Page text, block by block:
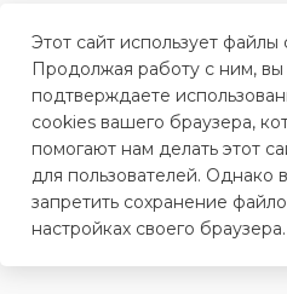
Жукова, 4/1
ufa.p43@doctorrb.ru
ГБУЗ РБ Поликлиника №43 г.
Этот сайт использует файлы
Продолжая работу с ним, вы
подтверждаете
cookies вашего браузера,
помогают нам делать этот
для пользователей. Однако
запретить сохранение
настройках своего браузера.